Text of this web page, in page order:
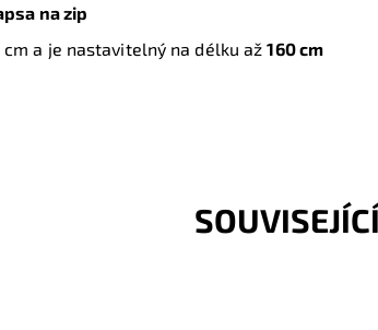
na zip
cm a je nastavitelný na délku až160 cm